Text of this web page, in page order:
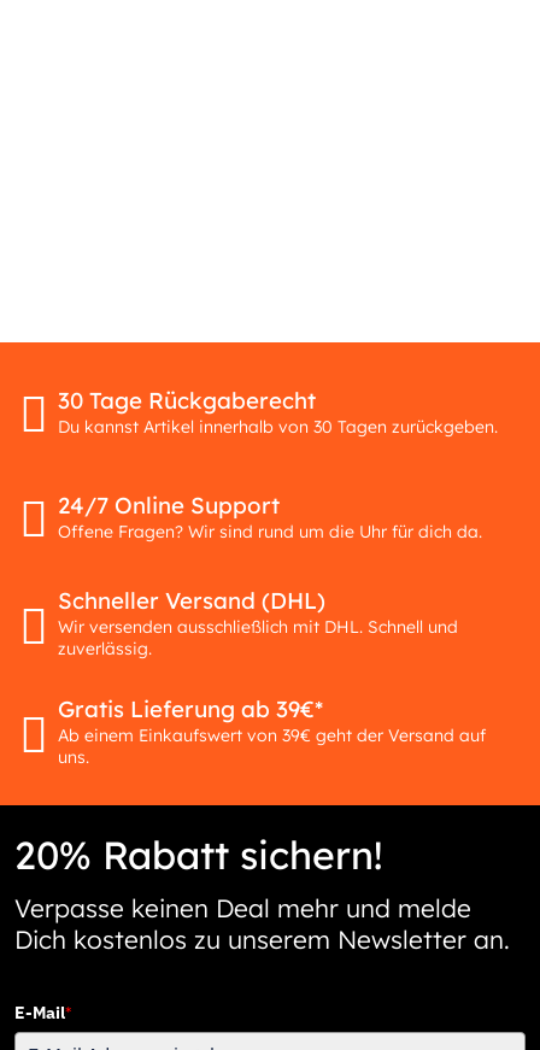
30 Tage Rückgaberecht
Du kannst Artikel innerhalb von 30 Tagen zurückgeben.
24/7 Online Support
Offene Fragen? Wir sind rund um die Uhr für dich da.
Schneller Versand (DHL)
Wir versenden ausschließlich mit DHL. Schnell und
zuverlässig.
Gratis Lieferung ab 39€*
Ab einem Einkaufswert von 39€ geht der Versand auf
uns.
20% Rabatt sichern!
Verpasse keinen Deal mehr und melde
Dich kostenlos zu unserem Newsletter an.
E-Mail*